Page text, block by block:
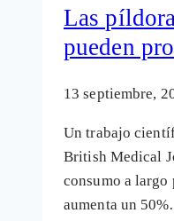
del
Las
pueden
13 septiembre,
Un trabajo
British Medical
consumo a
aumenta un